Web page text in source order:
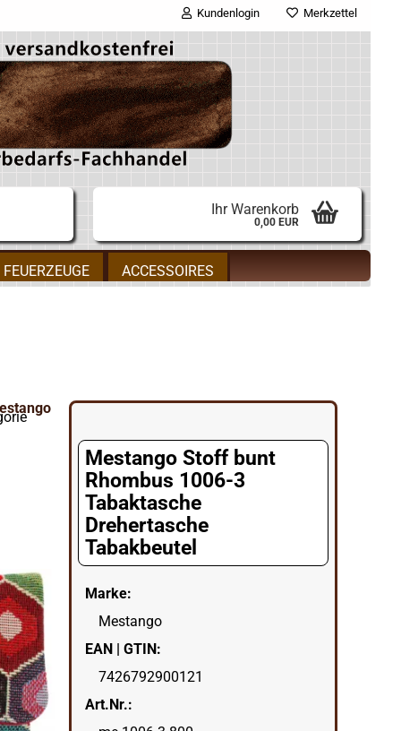
Kundenlogin
E-Mail
Passwort
Konto erstellen
Passwort vergessen?
Merkzettel
Ihr Warenkorb
0,00 EUR
FEUERZEUGE ACCESSOIRES
Mestango Stoff bunt
Rhombus 1006-3
Tabaktasche
Drehertasche
Tabakbeutel
Marke:
Mestango
EAN | GTIN:
7426792900121
Art.Nr.: